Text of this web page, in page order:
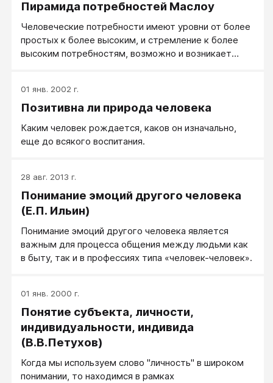
Пирамида потребностей Маслоу
Человеческие потребности имеют уровни от более
простых к более высоким, и стремление к более
высоким потребностям, возможно и возникает
01 янв. 2002 г.
Позитивна ли природа человека
Каким человек рождается, каков он изначально,
еще до всякого воспитания.
28 авг. 2013 г.
Понимание эмоций другого человека
(Е.П. Ильин)
Понимание эмоций другого человека является
важным для процесса общения между людьми как
в быту, так и в профессиях типа «человек-человек».
01 янв. 2000 г.
Понятие субъекта, личности,
индивидуальности, индивида
(В.В.Петухов)
Когда мы используем слово "личность" в широком
понимании, то находимся в рамках